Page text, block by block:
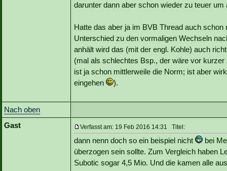
darunter dann aber schon wieder zu teuer
Hatte das aber ja im BVB Thread auch
Unterschied zu den vormaligen Wechseln
anhält wird das (mit der engl. Kohle) auch
(mal als schlechtes Bsp., der wäre vor
ist ja schon mittlerweile die Norm; ist aber
eingehen
).
Nach oben
Gast
Verfasst am: 19 Feb 2016 14:31 Titel:
dann nenn doch so ein beispiel nicht
bei
überzogen sein sollte. Zum Vergleich haben
Subotic sogar 4,5 Mio. Und die kamen alle